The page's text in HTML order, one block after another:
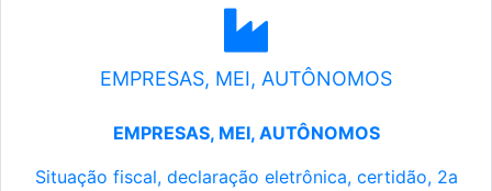
EMPRESAS, MEI, AUTÔNOMOS
EMPRESAS, MEI, AUTÔNOMOS
Situação fiscal, declaração eletrônica, certidão, 2a